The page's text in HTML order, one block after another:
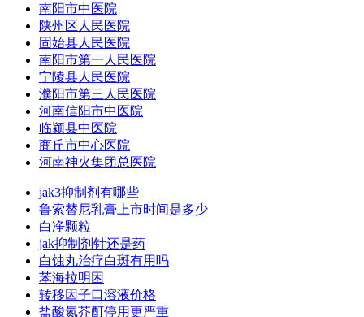
南阳市中医院
陕州区人民医院
固始县人民医院
南阳市第一人民医院
宁陵县人民医院
濮阳市第三人民医院
河南信阳市中医院
临颍县中医院
商丘市中心医院
河南神火集团总医院
jak3抑制剂有哪些
鲁索替尼乳膏上市时间是多少
白净颗粒
jak抑制剂针还是药
白蚀丸治疗白斑有用吗
苯海拉明困
转移因子口溶液价格
盐酸氮芥酊停用更严重